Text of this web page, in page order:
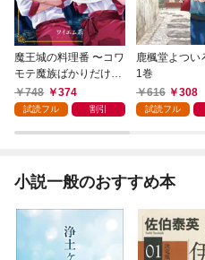
魔王城の料理番 〜コワ
モテ魔族ばかりだけ
ど、ホワイトな職場で
す〜 1巻
748 374
試読フル 割引
鹿楓堂よつ
1巻
616
308
試読フル
小説一般のおすすめ本